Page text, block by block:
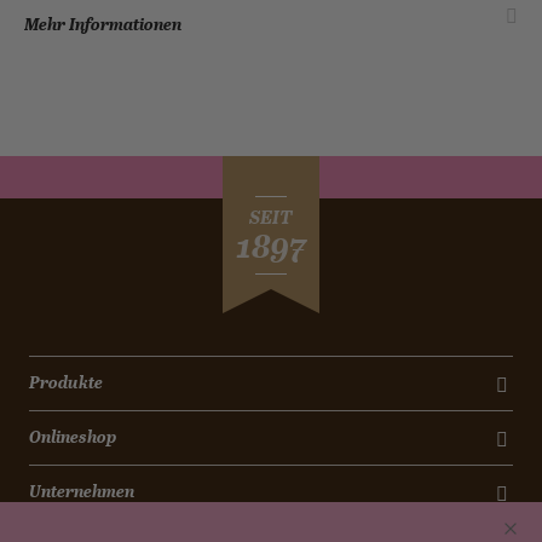
Mehr Informationen
SEIT
1897
Produkte
Onlineshop
Unternehmen